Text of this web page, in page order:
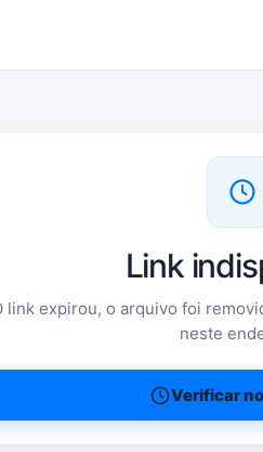
Link
link expirou, o arquivo foi
neste
Verificar